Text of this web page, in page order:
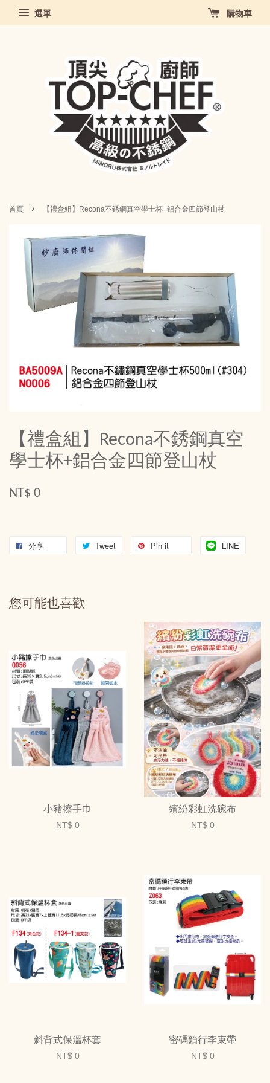
選單 購物車
首頁 › 【禮盒組】Recona不銹鋼真空學士杯+鋁合金四節登山杖
【禮盒組】Recona不銹鋼真空
學士杯+鋁合金四節登山杖
NT$ 0
分享 Tweet Pin it LINE
您可能也喜歡
小豬擦手巾
NT$ 0
繽紛彩虹洗碗布
NT$ 0
斜背式保溫杯套
NT$ 0
密碼鎖行李束帶
NT$ 0